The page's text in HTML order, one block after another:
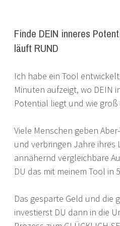
Finde DEIN inneres
läuft RUND
Ich habe ein Tool
Minuten aufzeigt, wo DEIN
Potential liegt und wie groß
Viele Menschen geben
und verbringen Jahre ihres
annähernd vergleichbare
DU das mit meinem Tool in
Das gesparte Geld und die
investierst DU dann in die